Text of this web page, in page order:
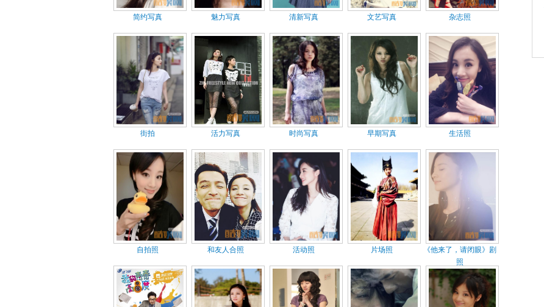
简约写真 魅力写真 清新写真 文艺写真 杂志照
街拍 活力写真 时尚写真 早期写真 生活照
自拍照 和友人合照 活动照 片场照
《他来了，请闭眼》剧
照